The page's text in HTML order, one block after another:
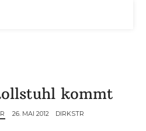
kommt
26. MAI 2012 DIRKSTR